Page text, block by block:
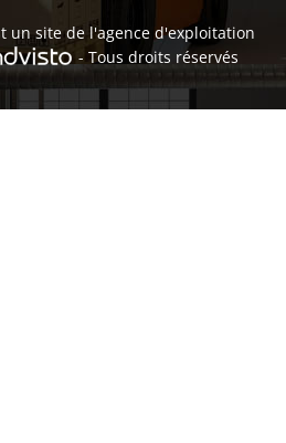
un site de l'agence d'exploitation
- Tous droits réservés